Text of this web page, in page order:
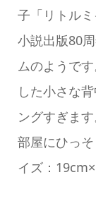
子「リトル
小説出版80
ムのようで
した小さな
ングすぎま
部屋にひっ
イズ：